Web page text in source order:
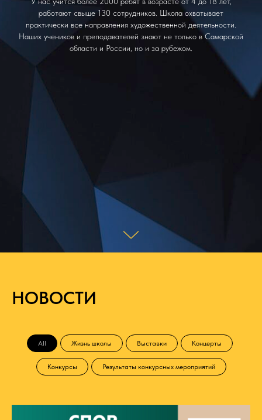
работают свыше 130 сотрудников. Школа охватывает
практически все направления художественной деятельности.
Наших учеников и преподавателей знают не только в Самарской
области и России, но и за рубежом.
НОВОСТИ
All Жизнь школы Выставки Концерты
Конкурсы Результаты конкурсных мероприятий